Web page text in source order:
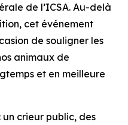
de l’ICSA. Au-delà
cet événement
de souligner les
animaux de
et en meilleure
crieur public, des